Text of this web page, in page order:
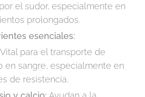
el sudor, especialmente en
prolongados.
esenciales:
Vital para el transporte de
en sangre, especialmente en
de resistencia.